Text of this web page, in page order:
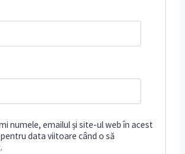
numele, emailul și site-ul web în acest
data viitoare când o să